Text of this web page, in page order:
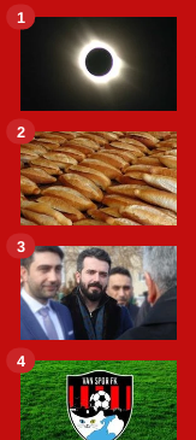
1
2
3
4